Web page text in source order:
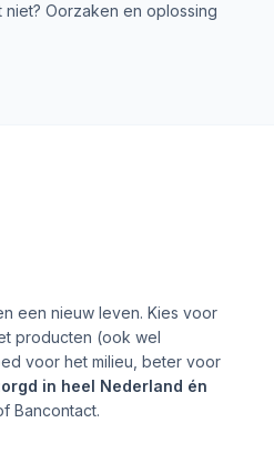
Oorzaken en oplossing
een nieuw leven. Kies voor
producten (ook wel
voor het milieu, beter voor
in heel Nederland én
Bancontact.